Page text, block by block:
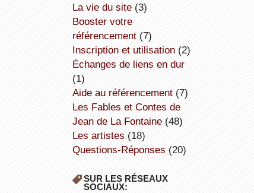
la vie du site(3)
booster votre
référencement(7)
inscription et utilisation(2)
échanges de liens en dur
(1)
aide au référencement(7)
Les Fables et Contes de
Jean de La Fontaine(48)
Les artistes (18)
Questions-Réponses (20)
SUR LES RÉSEAUX
SOCIAUX: